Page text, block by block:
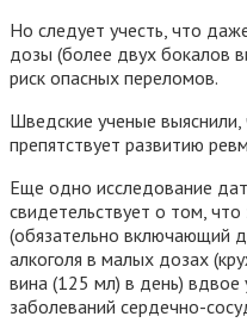
Но следует учесть, что
дозы (более двух бокалов
риск опасных переломов.
Шведские ученые выяснили,
препятствует развитию
Еще одно исследование
свидетельствует о том,
(обязательно включающий
алкоголя в малых дозах
вина (125 мл) в день) вдвое
заболеваний сердечно-